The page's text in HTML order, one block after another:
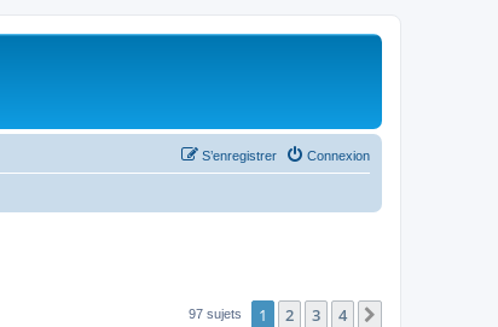
Connexion
S’enregistrer
97 sujets 1 2 3 4